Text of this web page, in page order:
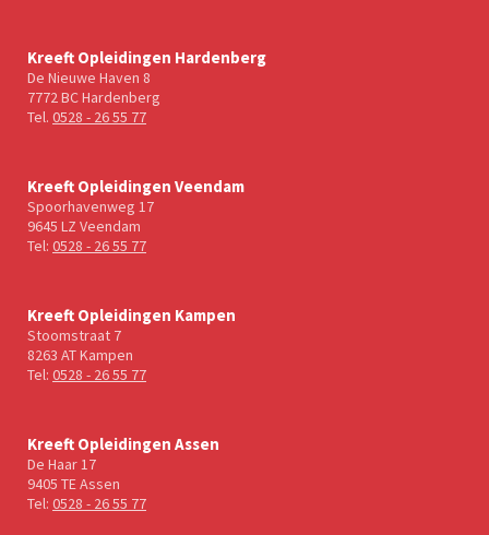
Kreeft Opleidingen Hardenberg
De Nieuwe Haven 8
7772 BC Hardenberg
Tel. 0528 - 26 55 77
Kreeft Opleidingen Veendam
Spoorhavenweg 17
9645 LZ Veendam
Tel: 0528 - 26 55 77
Kreeft Opleidingen Kampen
Stoomstraat 7
8263 AT Kampen
Tel: 0528 - 26 55 77
Kreeft Opleidingen Assen
De Haar 17
9405 TE Assen
Tel: 0528 - 26 55 77